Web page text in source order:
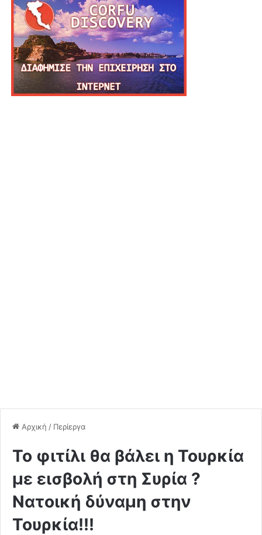
Αρχική / Περίεργα
Το φιτίλι θα βάλει η Τουρκία
με εισβολή στη Συρία ?
Νατοική δύναμη στην
Τουρκία!!!